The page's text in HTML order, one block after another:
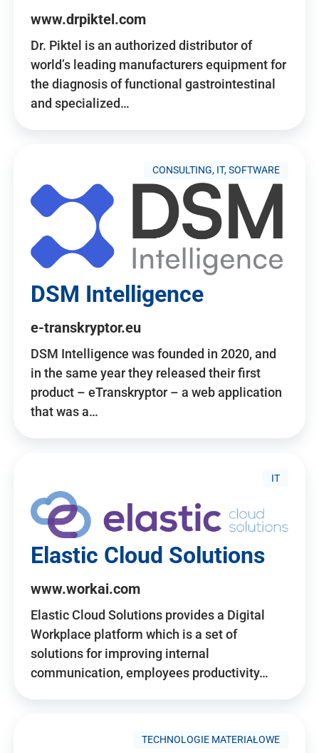
www.drpiktel.com
Dr. Piktel is an authorized distributor of
world’s leading manufacturers equipment for
the diagnosis of functional gastrointestinal
and specialized…
CONSULTING, IT, SOFTWARE
DSM Intelligence
e-transkryptor.eu
DSM Intelligence was founded in 2020, and
in the same year they released their first
product – eTranskryptor – a web application
that was a…
IT
Elastic Cloud Solutions
www.workai.com
Elastic Cloud Solutions provides a Digital
Workplace platform which is a set of
solutions for improving internal
communication, employees productivity…
TECHNOLOGIE MATERIAŁOWE